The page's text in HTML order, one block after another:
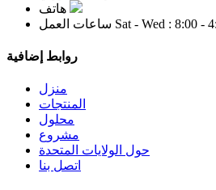
هاتف
ساعات العمل Sat - Wed : 8:00 -
روابط إضافية
منزل
المنتجات
محلول
مشروع
حول الولايات المتحدة
اتصل بنا